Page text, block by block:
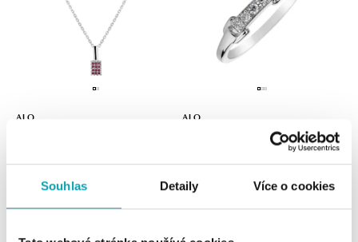
Souhlas Detaily Více o cookies
ALO
od 19 892 Kč
ALO
Prsten s diamanty Rosalia Charm
od 21 828 Kč